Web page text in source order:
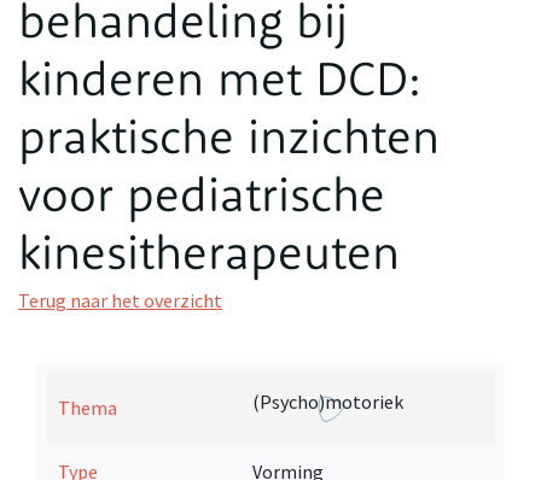
behandeling bij
kinderen met DCD:
praktische inzichten
voor pediatrische
kinesitherapeuten
Terug naar het overzicht
Thema (Psycho)motoriek
Type Vorming